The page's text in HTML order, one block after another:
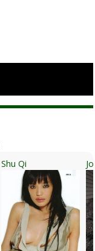
Shu Qi